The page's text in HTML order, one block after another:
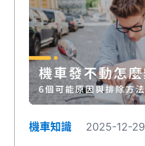
機車知識 2025-12-29